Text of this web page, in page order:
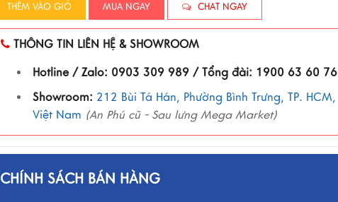
THÊM VÀO GIỎ MUA NGAY CHAT NGAY
THÔNG TIN LIÊN HỆ & SHOWROOM
Hotline / Zalo: 0903 309 989 / Tổng đài: 1900 63 60 76
Showroom: 212 Bùi Tá Hán, Phường Bình Trưng, TP. HCM,
Việt Nam (An Phú cũ - Sau lưng Mega Market)
CHÍNH SÁCH BÁN HÀNG